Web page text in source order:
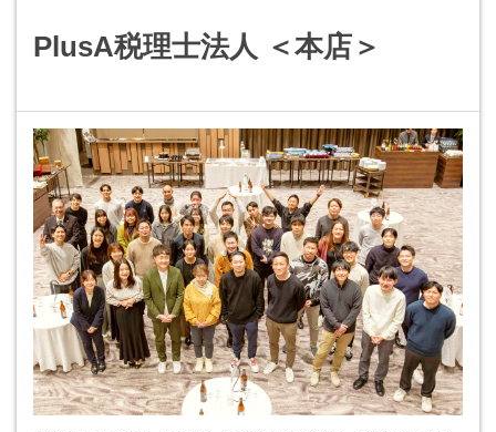
PlusA税理士法人 ＜本店＞